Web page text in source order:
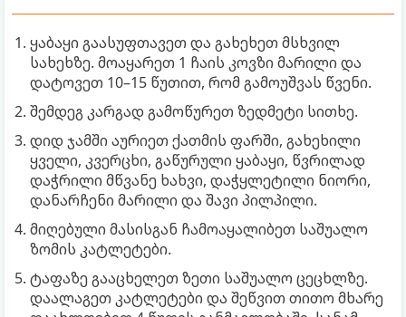
ყაბაყი გაასუფთავეთ და გახეხეთ მსხვილ
სახეხზე. მოაყარეთ 1 ჩაის კოვზი მარილი და
დატოვეთ 10–15 წუთით, რომ გამოუშვას წვენი.
შემდეგ კარგად გამოწურეთ ზედმეტი სითხე.
დიდ ჯამში აურიეთ ქათმის ფარში, გახეხილი
ყველი, კვერცხი, გაწურული ყაბაყი, წვრილად
დაჭრილი მწვანე ხახვი, დაჭყლეტილი ნიორი,
დანარჩენი მარილი და შავი პილპილი.
მიღებული მასისგან ჩამოაყალიბეთ საშუალო
ზომის კატლეტები.
ტაფაზე გააცხელეთ ზეთი საშუალო ცეცხლზე.
დაალაგეთ კატლეტები და შეწვით თითო მხარე